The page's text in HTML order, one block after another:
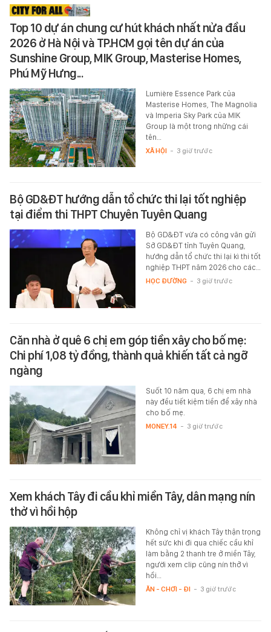
Top 10 dự án chung cư hút khách nhất nửa đầu
2026 ở Hà Nội và TP.HCM gọi tên dự án của
Sunshine Group, MIK Group, Masterise Homes,
Phú Mỹ Hưng...
Lumière Essence Park của
Masterise Homes, The Magnolia
và Imperia Sky Park của MIK
Group là một trong những cái
tên…
XÃ HỘI - 3 giờ trước
Bộ GD&ĐT hướng dẫn tổ chức thi lại tốt nghiệp
tại điểm thi THPT Chuyên Tuyên Quang
Bộ GD&ĐT vừa có công văn gửi
Sở GD&ĐT tỉnh Tuyên Quang,
hướng dẫn tổ chức thi lại kì thi tốt
nghiệp THPT năm 2026 cho các…
HỌC ĐƯỜNG - 3 giờ trước
Căn nhà ở quê 6 chị em góp tiền xây cho bố mẹ:
Chi phí 1,08 tỷ đồng, thành quả khiến tất cả ngỡ
ngàng
Suốt 10 năm qua, 6 chị em nhà
này đều tiết kiệm tiền để xây nhà
cho bố mẹ.
MONEY.14 - 3 giờ trước
Xem khách Tây đi cầu khỉ miền Tây, dân mạng nín
thở vì hồi hộp
Không chỉ vị khách Tây thận trọng
hết sức khi đi qua chiếc cầu khỉ
làm bằng 2 thanh tre ở miền Tây,
người xem clip cũng nín thở vì
hồi…
ĂN - CHƠI - ĐI - 3 giờ trước